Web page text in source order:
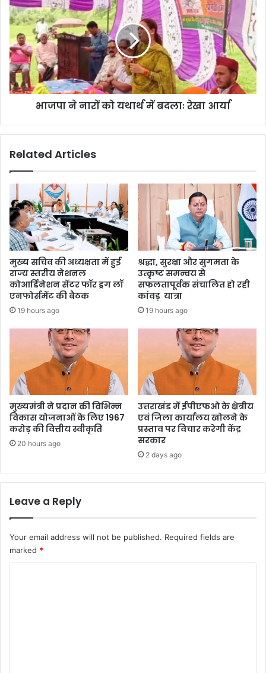
भाजपा ने नारों को यथार्थ में बदलाः रेखा आर्या
Related Articles
मुख्य सचिव की अध्यक्षता में हुई
राज्य स्तरीय नेशनल
कोआर्डिनेशन सेंटर फॉर ड्रग लॉ
एनफोर्समेंट की बैठक
19 hours ago
श्रद्धा, सुरक्षा और सुगमता के
उत्कृष्ट समन्वय से
सफलतापूर्वक संचालित हो रही
कांवड़ यात्रा
19 hours ago
मुख्यमंत्री ने प्रदान की विभिन्न
विकास योजनाओं के लिए 1967
करोड़ की वित्तीय स्वीकृति
20 hours ago
उत्तराखंड में ईपीएफओ के क्षेत्रीय
एवं जिला कार्यालय खोलने के
प्रस्ताव पर विचार करेगी केंद्र
सरकार
2 days ago
Leave a Reply
Your email address will not be published. Required fields are
marked *